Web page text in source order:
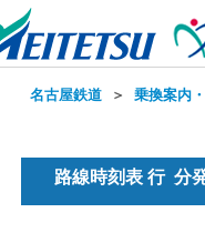
名古屋鉄道 ＞ 乗換案内
路線時刻表 行 分